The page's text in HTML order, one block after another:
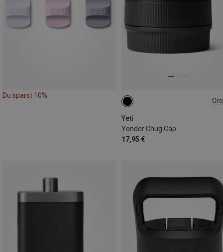
Du sparst 10%
Yeti
Yonder Chug Cap
17,95 €
ONE SIZE